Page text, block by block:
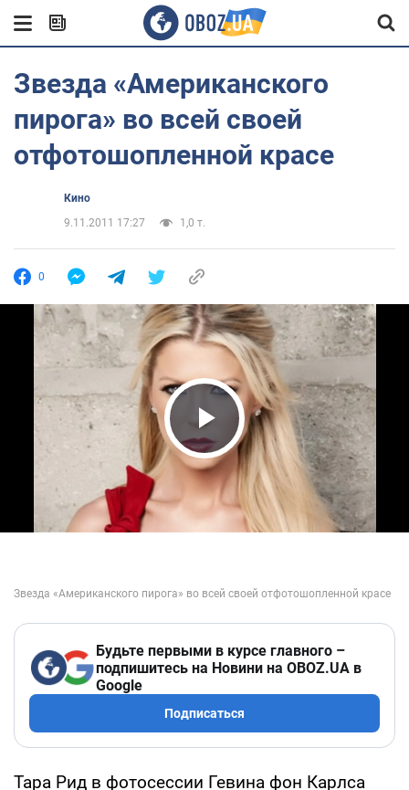
Звезда «Американского
пирога» во всей своей
отфотошопленной красе
Кино
9.11.2011 17:27
1,0 т.
0
Play Video
Будьте первыми в курсе главного –
подпишитесь на Новини на OBOZ.UA в
Google
Подписаться
Тара Рид в фотосессии Гевина фон Карлса